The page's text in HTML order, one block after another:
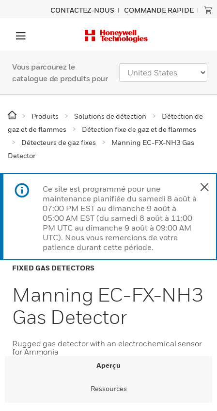
CONTACTEZ-NOUS COMMANDE RAPIDE
Vous parcourez le
catalogue de produits pour
Produits Solutions de détection
Détection de
gaz et de flammes
Détection fixe de gaz et de flammes
Détecteurs de gaz fixes
Manning EC-FX-NH3 Gas
Detector
Ce site est programmé pour une
maintenance planifiée du samedi 8 août à
07:00 PM EST au dimanche 9 août à
05:00 AM EST (du samedi 8 août à 11:00
PM UTC au dimanche 9 août à 09:00 AM
UTC). Nous vous remercions de votre
patience durant cette période.
FIXED GAS DETECTORS
Manning EC-FX-NH3
Gas Detector
Rugged gas detector with an electrochemical sensor
for Ammonia
Aperçu
Ressources